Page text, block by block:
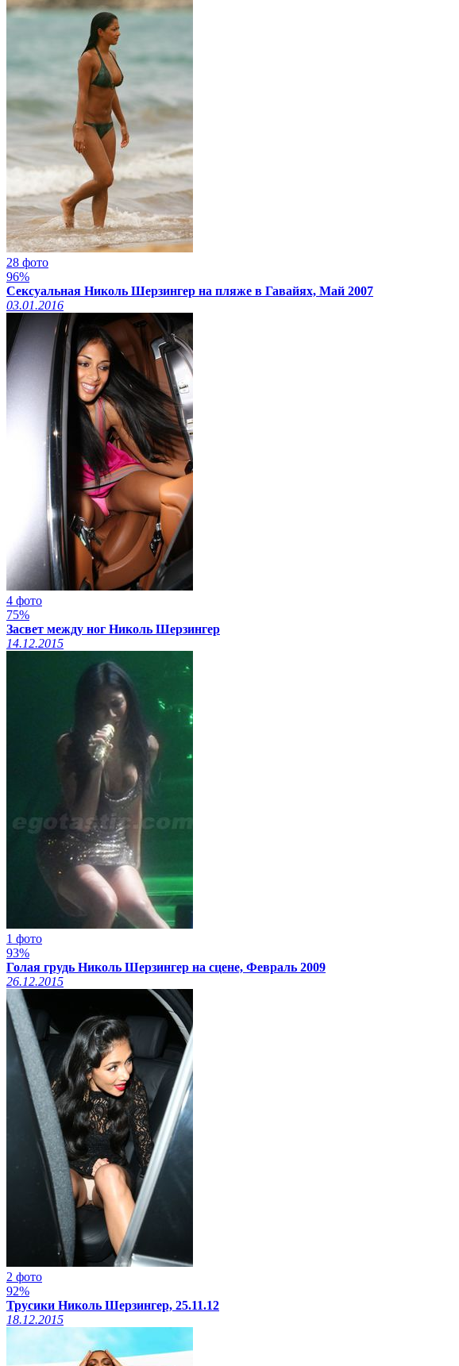
28 фото
96%
Сексуальная Николь Шерзингер на пляже в Гавайях, Май 2007
03.01.2016
4 фото
75%
Засвет между ног Николь Шерзингер
14.12.2015
1 фото
93%
Голая грудь Николь Шерзингер на сцене, Февраль 2009
26.12.2015
2 фото
92%
Трусики Николь Шерзингер, 25.11.12
18.12.2015